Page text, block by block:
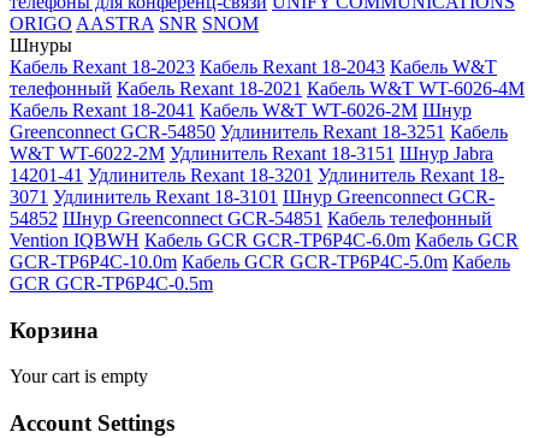
ORIGO AASTRA SNR SNOM
Шнуры
Кабель Rexant 18-2023 Кабель Rexant 18-2043 Кабель W&T
телефонный Кабель Rexant 18-2021 Кабель W&T WT-6026-4M
Кабель Rexant 18-2041 Кабель W&T WT-6026-2M Шнур
Greenconnect GCR-54850 Удлинитель Rexant 18-3251 Кабель
W&T WT-6022-2M Удлинитель Rexant 18-3151 Шнур Jabra
14201-41 Удлинитель Rexant 18-3201 Удлинитель Rexant 18-
3071 Удлинитель Rexant 18-3101 Шнур Greenconnect GCR-
54852 Шнур Greenconnect GCR-54851 Кабель телефонный
Vention IQBWH Кабель GCR GCR-TP6P4C-6.0m Кабель GCR
GCR-TP6P4C-10.0m Кабель GCR GCR-TP6P4C-5.0m Кабель
GCR GCR-TP6P4C-0.5m
Корзина
Your cart is empty
Account Settings